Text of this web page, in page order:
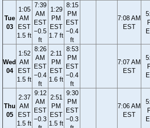
Tue
03
1:05
AM
EST
1.5 ft
7:39
AM
EST
−0.5
ft
1:29
PM
EST
1.7 ft
8:15
PM
EST
−0.4
ft
7:08 AM
EST
Wed
04
1:52
AM
EST
1.5 ft
8:26
AM
EST
−0.4
ft
2:11
PM
EST
1.6 ft
8:53
PM
EST
−0.4
ft
7:07 AM
EST
Thu
05
2:37
AM
EST
1.5 ft
9:12
AM
EST
−0.3
2:51
PM
EST
1.5 ft
9:30
PM
EST
−0.3
7:06 AM
EST